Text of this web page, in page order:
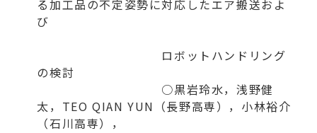
る加工品の不定姿勢に対応したエア搬送およ
び
ロボットハンドリング
の検討
○黒岩玲水，浅野健
太，TEO QIAN YUN（長野高専），小林裕介
（石川高専），